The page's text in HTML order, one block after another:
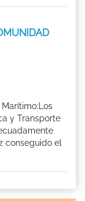
y Transporte
conseguido el